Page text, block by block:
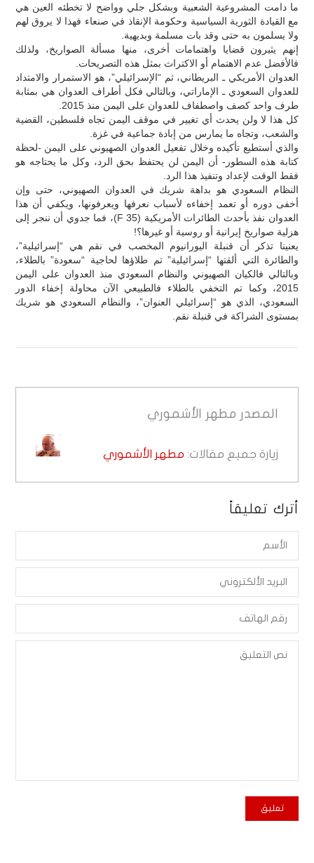
ما دامت المشروعية الشعبية وبشكل جلي وواضح لا تخطئه العين هي
مع القيادة الثورية السياسية وحكومة الإنقاذ في صنعاء فهذا لا يروق لهم
ولا يسلمون به حتى وقد بات مسلمة وبديهية.
إنهم يثيرون قضايا واهتمامات أخرى، منها مسألة الصواريخ، ولذلك
فالأفضل عدم الاهتمام أو الاكتراث بمثل هذه التصريحات.
العدوان الأمريكي ـ البريطاني، ثم “الإسرائيلي”، هو الاستمرار والامتداد
للعدوان السعودي ـ الإماراتي، وبالتالي فكل أطراف العدوان هي بمثابة
طرف واحد كصف واصطفاف للعدوان على اليمن منذ 2015.
كل هذا لا ولن يحدث أي تغيير في موقف اليمن تجاه فلسطين، القضية
والشعب، وتجاه ما يمارس من إبادة جماعية في غزة.
والذي أستطيع تأكيده وخلال تفعيل العدوان الصهيوني على اليمن -لحظة
كتابة هذه السطور- أن اليمن لن يحتفظ بحق الرد، وكل ما يحتاجه هو
فقط الوقت لإعداد وتنفيذ هذا الرد.
النظام السعودي هو بداهة شريك في العدوان الصهيوني، حتى وإن
أخفى دوره أو تعمد إخفاءه لأسباب نعرفها ويعرفونها، ويكفي أن هذا
العدوان نفذ بأحدث الطائرات الأمريكية (F 35)، فما جدوي أن ننجر إلى
هزلية صواريخ إيرانية أو روسية أو غيرها؟!
يعنينا تذكر أن قنبلة اليورانيوم المخصب في نقم هي “إسرائيلية”،
والطائرة التي ألقتها “إسرائيلية” تم طلاؤها لحاجية “سعودة” بالطلاء،
وبالتالي فالكيان الصهيوني والنظام السعودي منذ العدوان على اليمن
2015، وكما تم التخفي بالطلاء فالطبيعي الآن محاولة إخفاء الدور
السعودي، الذي هو “إسرائيلي العنوان”، والنظام السعودي هو شريك
بمستوى الشراكة في قنبلة نقم.
المصدر مطهر الأشموري
زيارة جميع مقالات: مطهر الأشموري
أترك تعليقاً